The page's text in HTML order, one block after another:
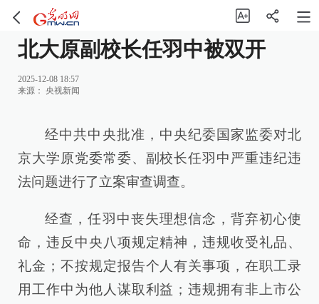
北大原副校长任羽中被双开
2025-12-08 18:57
来源： 央视新闻
经中共中央批准，中央纪委国家监委对北
京大学原党委常委、副校长任羽中严重违纪违
法问题进行了立案审查调查。
经查，任羽中丧失理想信念，背弃初心使
命，违反中央八项规定精神，违规收受礼品、
礼金；不按规定报告个人有关事项，在职工录
用工作中为他人谋取利益；违规拥有非上市公